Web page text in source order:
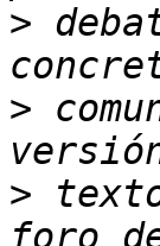
>
>
>